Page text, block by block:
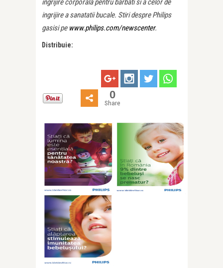
ingrijire a sanatatii bucale. Stiri despre Philips
gasisi pe www.philips.com/newscenter.
Distribuie:
0
Share